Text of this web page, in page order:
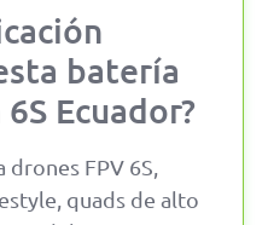
batería
Ecuador?
FPV 6S,
quads de alto